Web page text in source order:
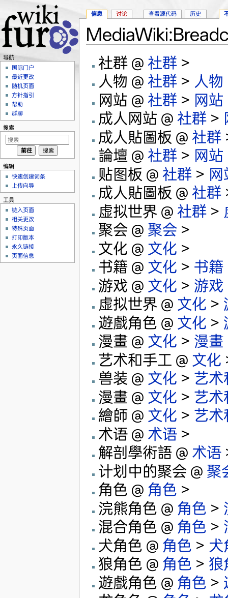
社群 @ 社群>
人物 @ 社群> 人物
网站 @ 社群> 网站
成人网站 @ 社群>
成人貼圖板 @ 社群
論壇 @ 社群> 网站
贴图板 @ 社群> 网
成人貼圖板 @ 社群
虚拟世界 @ 社群>
聚会 @ 聚会 >
文化 @ 文化 >
书籍 @ 文化 > 书籍
游戏 @ 文化 > 游戏
虚拟世界 @ 文化 >
遊戲角色 @ 文化 >
漫畫 @ 文化 > 漫畫
艺术和手工 @ 文化
兽装 @ 文化 > 艺术
漫畫 @ 文化 > 艺术
繪師 @ 文化 > 艺术
术语 @ 术语>
解剖學術語 @ 术语
计划中的聚会 @ 聚
角色 @ 角色 >
浣熊角色 @ 角色 >
混合角色 @ 角色 >
犬角色 @ 角色 > 犬
狼角色 @ 角色 > 狼
遊戲角色 @ 角色 >
信息 讨论 查看源代码 历史
导航
国际门户
最近更改
随机页面
方针指引
帮助
群聊
搜索
编辑
快速创建词条
上传向导
工具
链入页面
相关更改
特殊页面
打印版本
永久链接
页面信息